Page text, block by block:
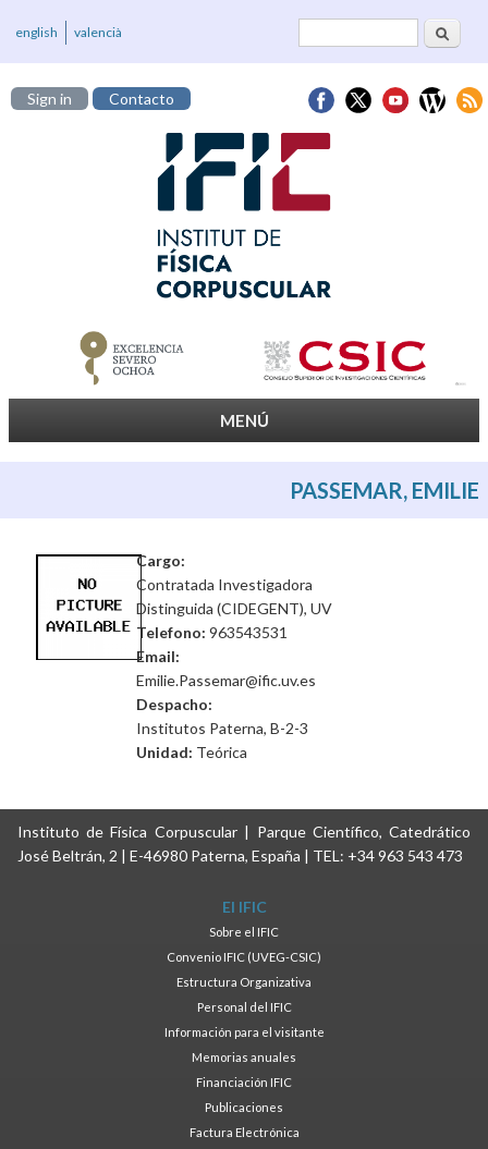
Formulario deBuscar
english valencià
Sign in Contacto
MENÚ
PASSEMAR, EMILIE
Cargo:
Contratada Investigadora
Distinguida (CIDEGENT), UV
Telefono: 963543531
Email:
Emilie.Passemar@ific.uv.es
Despacho:
Institutos Paterna, B-2-3
Unidad: Teórica
Instituto de Física Corpuscular | Parque Científico, Catedrático
José Beltrán, 2 | E-46980 Paterna, España | TEL: +34 963 543 473
El IFIC
Sobre el IFIC
Convenio IFIC (UVEG-CSIC)
Estructura Organizativa
Personal del IFIC
Información para el visitante
Memorias anuales
Financiación IFIC
Publicaciones
Factura Electrónica